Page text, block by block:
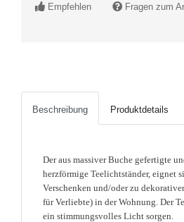
Empfehlen
Fragen zum
Beschreibung Produktdetails
Der aus massiver Buche gefertigte
herzförmige Teelichtständer, eignet
Verschenken und/oder zu
für Verliebte) in der Wohnung. Der
ein stimmungsvolles Licht sorgen.